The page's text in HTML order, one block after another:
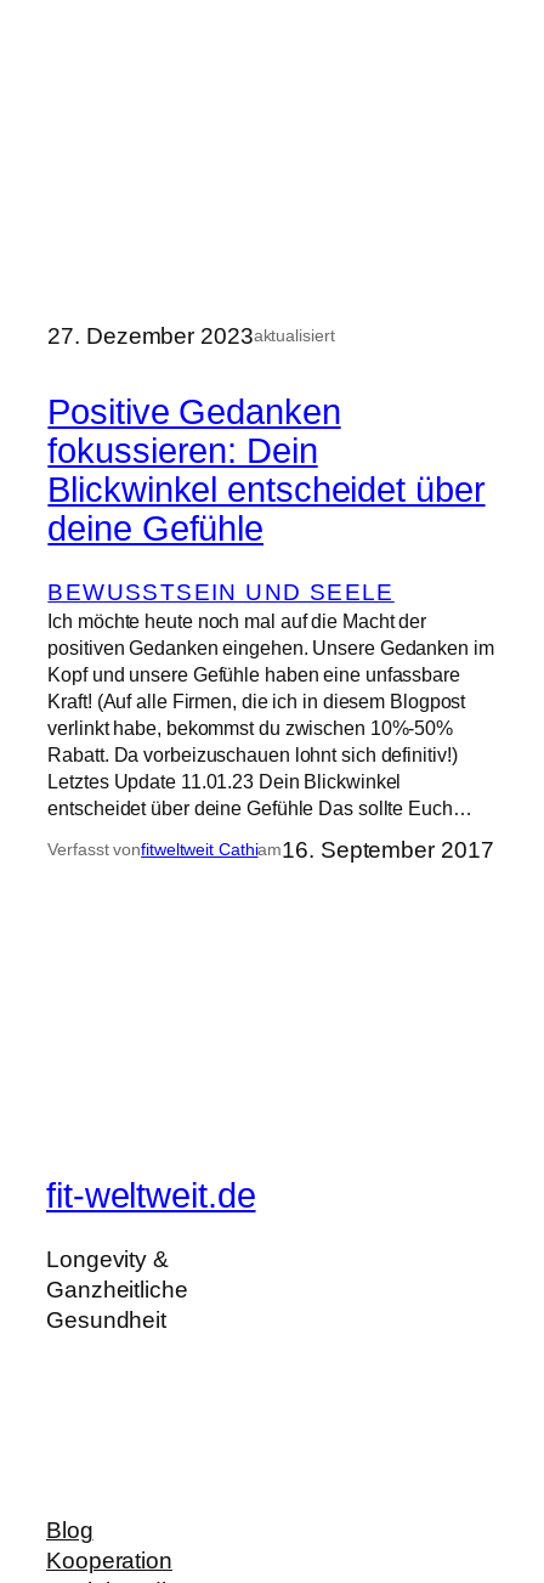
27. Dezember 2023aktualisiert
Positive Gedanken
fokussieren: Dein
Blickwinkel entscheidet über
deine Gefühle
BEWUSSTSEIN UND SEELE
Ich möchte heute noch mal auf die Macht der
positiven Gedanken eingehen. Unsere Gedanken im
Kopf und unsere Gefühle haben eine unfassbare
Kraft! (Auf alle Firmen, die ich in diesem Blogpost
verlinkt habe, bekommst du zwischen 10%-50%
Rabatt. Da vorbeizuschauen lohnt sich definitiv!)
Letztes Update 11.01.23 Dein Blickwinkel
entscheidet über deine Gefühle Das sollte Euch…
Verfasst vonfitweltweit Cathiam16. September 2017
fit-weltweit.de
Longevity &
Ganzheitliche
Gesundheit
Blog
Kooperation